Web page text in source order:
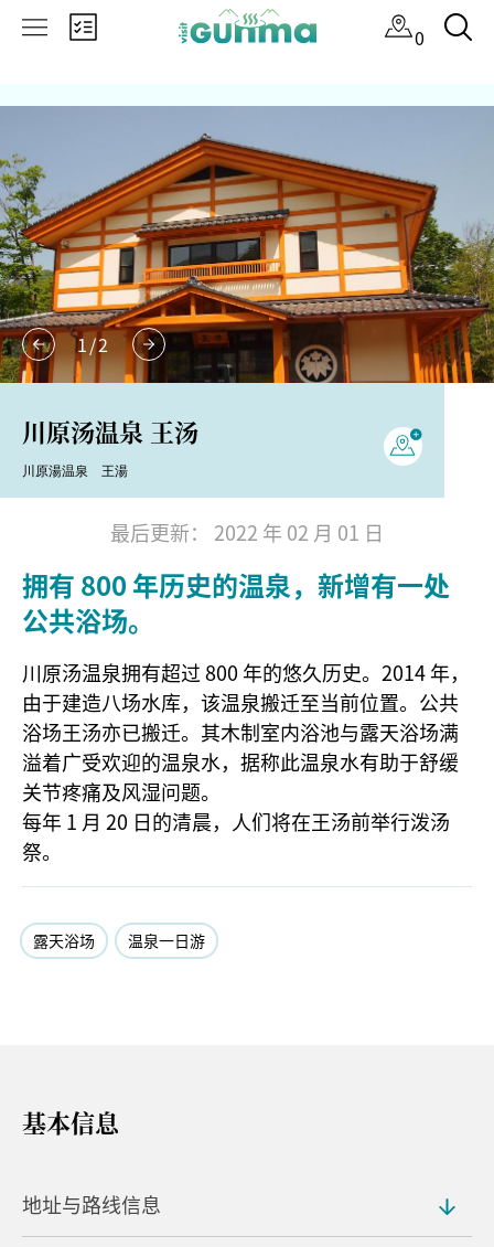
0
1/2
川原汤温泉 王汤
川原湯温泉 王湯
最后更新： 2022 年 02 月 01 日
拥有 800 年历史的温泉，新增有一处
公共浴场。
川原汤温泉拥有超过 800 年的悠久历史。2014 年，
由于建造八场水库，该温泉搬迁至当前位置。公共
浴场王汤亦已搬迁。其木制室内浴池与露天浴场满
溢着广受欢迎的温泉水，据称此温泉水有助于舒缓
关节疼痛及风湿问题。
每年 1 月 20 日的清晨，人们将在王汤前举行泼汤
祭。
露天浴场 温泉一日游
基本信息
地址与路线信息